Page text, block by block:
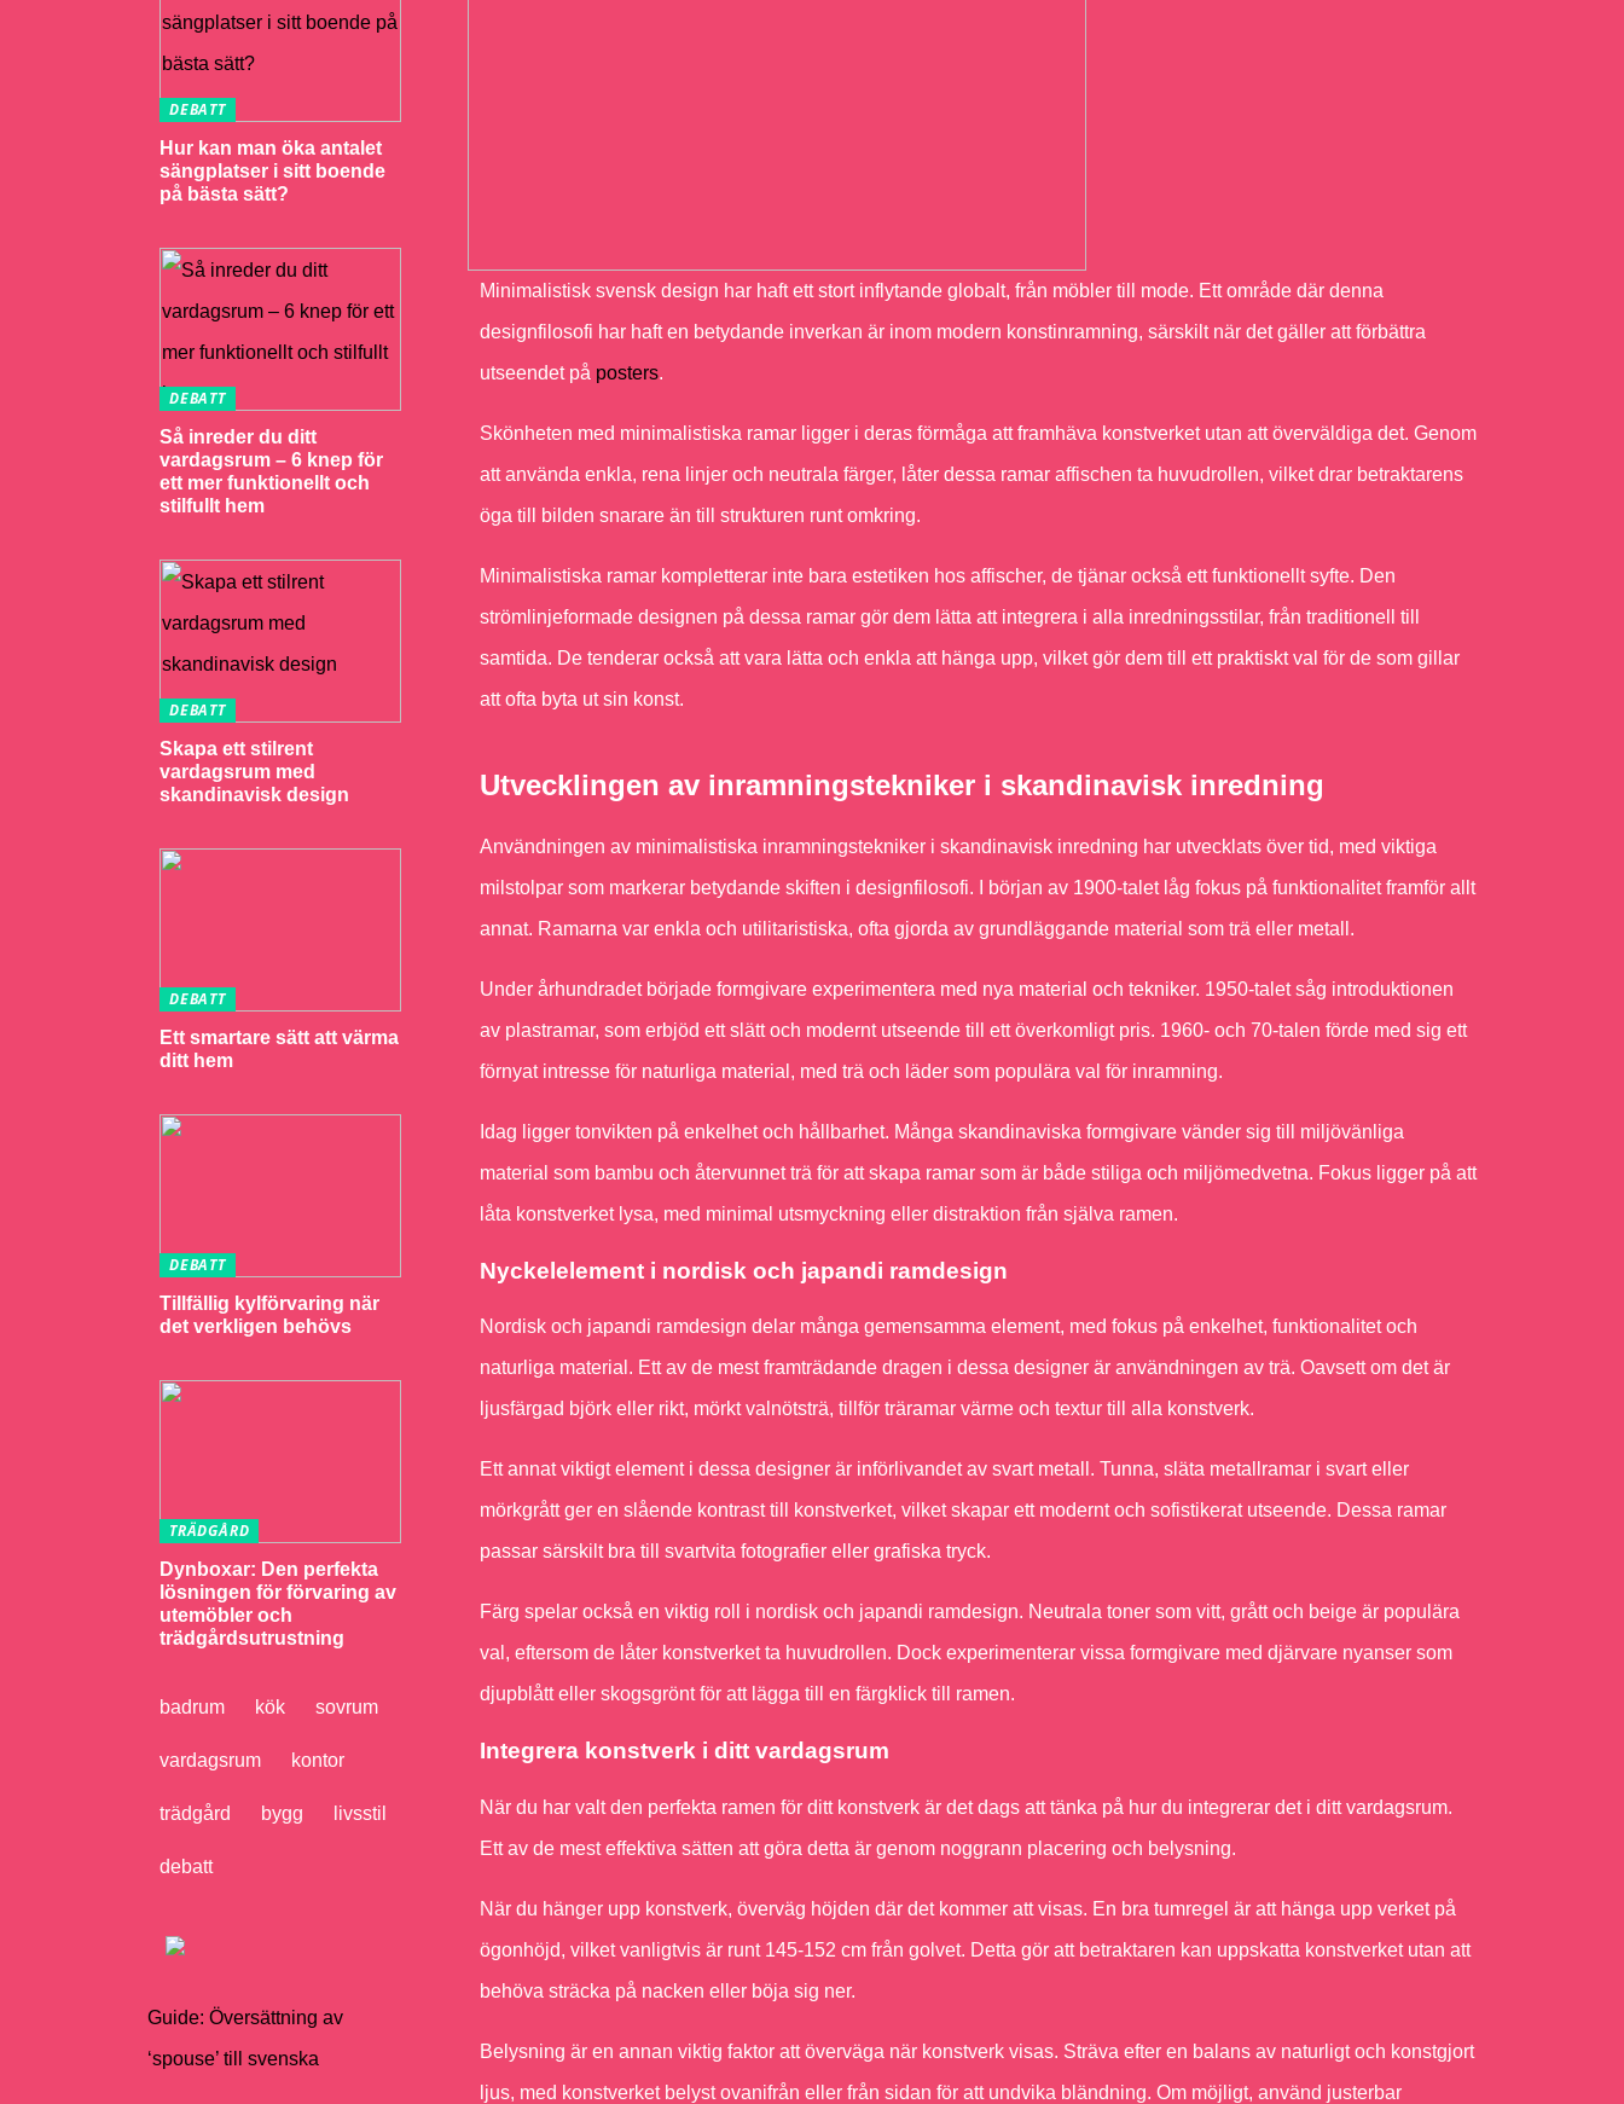
Minimalistisk svensk design har haft ett stort inflytande globalt, från möbler till mode. Ett område där denna
designfilosofi har haft en betydande inverkan är inom modern konstinramning, särskilt när det gäller att förbättra
utseendet på posters.
Skönheten med minimalistiska ramar ligger i deras förmåga att framhäva konstverket utan att överväldiga det. Genom
att använda enkla, rena linjer och neutrala färger, låter dessa ramar affischen ta huvudrollen, vilket drar betraktarens
öga till bilden snarare än till strukturen runt omkring.
Minimalistiska ramar kompletterar inte bara estetiken hos affischer, de tjänar också ett funktionellt syfte. Den
strömlinjeformade designen på dessa ramar gör dem lätta att integrera i alla inredningsstilar, från traditionell till
samtida. De tenderar också att vara lätta och enkla att hänga upp, vilket gör dem till ett praktiskt val för de som gillar
att ofta byta ut sin konst.
Utvecklingen av inramningstekniker i skandinavisk inredning
Användningen av minimalistiska inramningstekniker i skandinavisk inredning har utvecklats över tid, med viktiga
milstolpar som markerar betydande skiften i designfilosofi. I början av 1900-talet låg fokus på funktionalitet framför allt
annat. Ramarna var enkla och utilitaristiska, ofta gjorda av grundläggande material som trä eller metall.
Under århundradet började formgivare experimentera med nya material och tekniker. 1950-talet såg introduktionen
av plastramar, som erbjöd ett slätt och modernt utseende till ett överkomligt pris. 1960- och 70-talen förde med sig ett
förnyat intresse för naturliga material, med trä och läder som populära val för inramning.
Idag ligger tonvikten på enkelhet och hållbarhet. Många skandinaviska formgivare vänder sig till miljövänliga
material som bambu och återvunnet trä för att skapa ramar som är både stiliga och miljömedvetna. Fokus ligger på att
låta konstverket lysa, med minimal utsmyckning eller distraktion från själva ramen.
Nyckelelement i nordisk och japandi ramdesign
Nordisk och japandi ramdesign delar många gemensamma element, med fokus på enkelhet, funktionalitet och
naturliga material. Ett av de mest framträdande dragen i dessa designer är användningen av trä. Oavsett om det är
ljusfärgad björk eller rikt, mörkt valnötsträ, tillför träramar värme och textur till alla konstverk.
Ett annat viktigt element i dessa designer är införlivandet av svart metall. Tunna, släta metallramar i svart eller
mörkgrått ger en slående kontrast till konstverket, vilket skapar ett modernt och sofistikerat utseende. Dessa ramar
passar särskilt bra till svartvita fotografier eller grafiska tryck.
Färg spelar också en viktig roll i nordisk och japandi ramdesign. Neutrala toner som vitt, grått och beige är populära
val, eftersom de låter konstverket ta huvudrollen. Dock experimenterar vissa formgivare med djärvare nyanser som
djupblått eller skogsgrönt för att lägga till en färgklick till ramen.
Integrera konstverk i ditt vardagsrum
När du har valt den perfekta ramen för ditt konstverk är det dags att tänka på hur du integrerar det i ditt vardagsrum.
Ett av de mest effektiva sätten att göra detta är genom noggrann placering och belysning.
När du hänger upp konstverk, överväg höjden där det kommer att visas. En bra tumregel är att hänga upp verket på
ögonhöjd, vilket vanligtvis är runt 145-152 cm från golvet. Detta gör att betraktaren kan uppskatta konstverket utan att
behöva sträcka på nacken eller böja sig ner.
Belysning är en annan viktig faktor att överväga när konstverk visas. Sträva efter en balans av naturligt och konstgjort
ljus, med konstverket belyst ovanifrån eller från sidan för att undvika bländning. Om möjligt, använd justerbar
DEBATT
Hur kan man öka antalet
sängplatser i sitt boende
på bästa sätt?
DEBATT
Så inreder du ditt
vardagsrum – 6 knep för
ett mer funktionellt och
stilfullt hem
DEBATT
Skapa ett stilrent
vardagsrum med
skandinavisk design
DEBATT
Ett smartare sätt att värma
ditt hem
DEBATT
Tillfällig kylförvaring när
det verkligen behövs
TRÄDGÅRD
Dynboxar: Den perfekta
lösningen för förvaring av
utemöbler och
trädgårdsutrustning
badrum kök sovrum
vardagsrum kontor
trädgård bygg livsstil
debatt
Guide: Översättning av
‘spouse’ till svenska